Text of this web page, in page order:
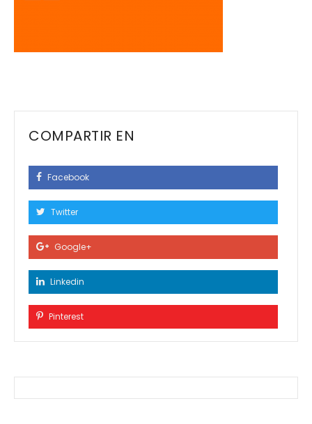
COMPARTIR EN
Facebook
Twitter
Google+
Linkedin
Pinterest